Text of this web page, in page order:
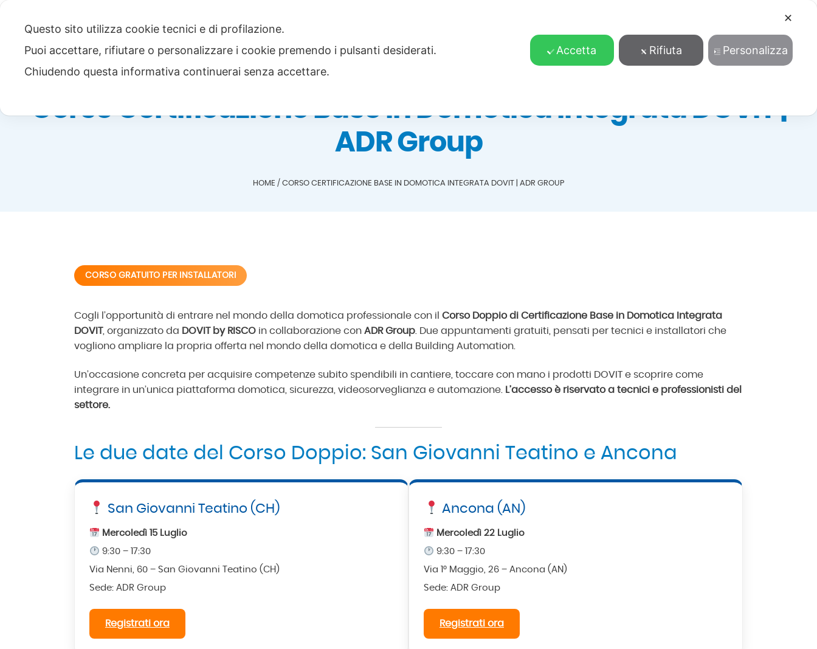
Download Cosa facciamo Contatti Accedi/Registrati
Corso Certificazione Base in Domotica Integrata DOVIT |
ADR Group
HOME / CORSO CERTIFICAZIONE BASE IN DOMOTICA INTEGRATA DOVIT | ADR GROUP
CORSO GRATUITO PER INSTALLATORI
Cogli l’opportunità di entrare nel mondo della domotica professionale con il Corso Doppio di Certificazione Base in Domotica Integrata
DOVIT, organizzato da DOVIT by RISCOin collaborazione con ADR Group. Due appuntamenti gratuiti, pensati per tecnici e installatori che
vogliono ampliare la propria offerta nel mondo della domotica e della Building Automation.
Un’occasione concreta per acquisire competenze subito spendibili in cantiere, toccare con mano i prodotti DOVIT e scoprire come
integrare in un’unica piattaforma domotica, sicurezza, videosorveglianza e automazione. L’accesso è riservato a tecnici e professionisti del
settore.
Le due date del Corso Doppio: San Giovanni Teatino e Ancona
San Giovanni Teatino (CH)
Mercoledì 15 Luglio
9:30 – 17:30
Via Nenni, 60 – San Giovanni Teatino (CH)
Sede: ADR Group
Registrati ora
Ancona (AN)
Mercoledì 22 Luglio
9:30 – 17:30
Via 1° Maggio, 26 – Ancona (AN)
Sede: ADR Group
Registrati ora
✕
Questo sito utilizza cookie tecnici e di profilazione.
Puoi accettare, rifiutare o personalizzare i cookie premendo i pulsanti desiderati.
Chiudendo questa informativa continuerai senza accettare.
Accetta Rifiuta Personalizza